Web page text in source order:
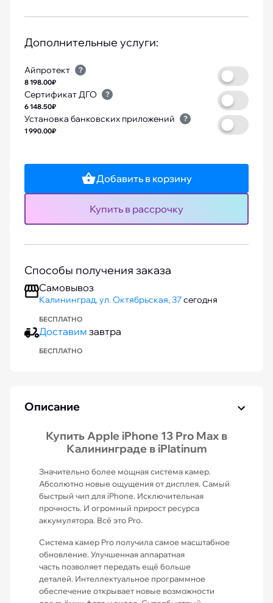
Дополнительные услуги:
Айпротект ?
8 198.00₽
Сертификат ДГО ?
6 148.50₽
Установка банковских приложений ?
1 990.00₽
Добавить в корзину
Купить в рассрочку
Способы получения заказа
Самовывоз
Калининград, ул. Октябрьская, 37сегодня
БЕСПЛАТНО
Доставим завтра
БЕСПЛАТНО
Описание
Купить Apple iPhone 13 Pro Max в
Калининграде в iPlatinum
Значительно более мощная система камер.
Абсолютно новые ощущения от дисплея. Самый
быстрый чип для iPhone. Исключительная
прочность. И огромный прирост ресурса
аккумулятора. Всё это Pro.
Система камер Pro получила самое масштабное
обновление. Улучшенная аппаратная
часть позволяет передать ещё больше
деталей. Интеллектуальное программное
обеспечение открывает новые возможности